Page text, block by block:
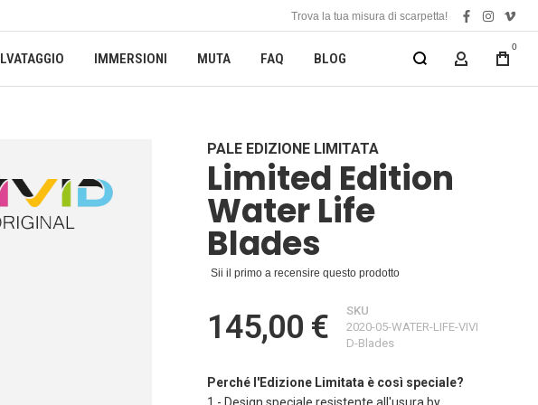
Trova la tua misura di scarpetta!
facebook
IMMERSIONI MUTA FAQ BLOG MY
0
PALE EDIZIONE LIMITATA
Limited Edition
Water Life
Blades
Sii il primo a recensire questo prodotto
145,00 €
SKU
2020-05-WATER-LIFE-VIVI
D-Blades
Perché l'Edizione Limitata è così speciale?